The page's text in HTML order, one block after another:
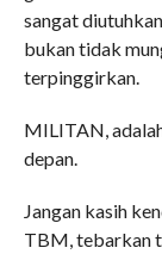
sangat
bukan tidak
terpinggirkan.
MILITAN,
depan.
Jangan kasih
TBM, tebarkan